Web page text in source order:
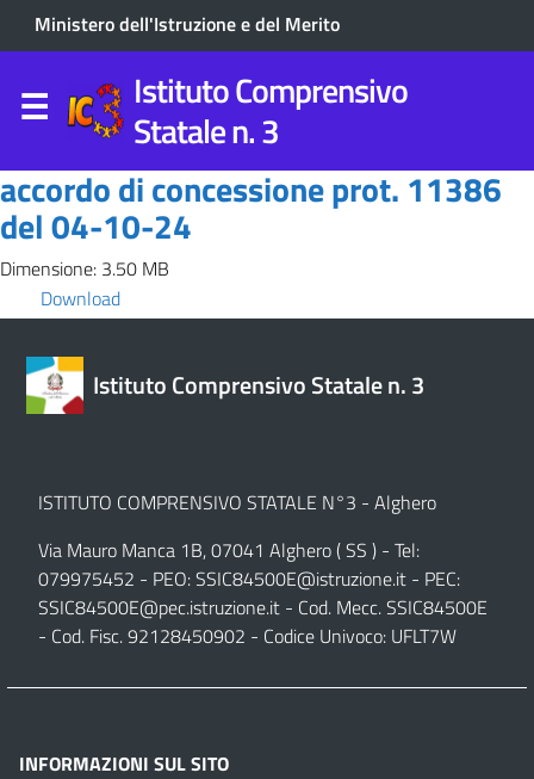
Ministero dell'Istruzione e del Merito
Istituto Comprensivo
Statale n. 3
accordo di concessione prot. 11386
del 04-10-24
Dimensione: 3.50 MB
Download
Istituto Comprensivo Statale n. 3
ISTITUTO COMPRENSIVO STATALE N°3 - Alghero
Via Mauro Manca 1B, 07041 Alghero ( SS ) - Tel:
079975452 - PEO:SSIC84500E@istruzione.it - PEC:
SSIC84500E@pec.istruzione.it - Cod. Mecc. SSIC84500E
- Cod. Fisc. 92128450902 - Codice Univoco: UFLT7W
INFORMAZIONI SUL SITO